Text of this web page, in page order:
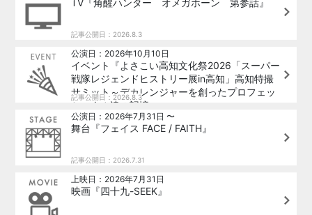
TV『角醒ハンター オメガホーン 第参話』
記事公開日：2026.8.3
公演日：2026年10月10日
イベント『よさこい高知文化祭2026「スーパー
戦隊レジェンドヒストリー展in高知」高知特撮
サミット～デカレンジャーを創ったプロフェッ
ショナル達の記憶～』
記事公開日：2026.8.3
公演日：2026年7月31日 〜
舞台『フェイス FACE / FAITH』
記事公開日：2026.7.31
上映日：2026年7月31日
映画『四十九-SEEK』